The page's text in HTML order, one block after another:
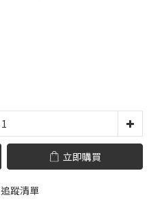
立即購買
蹤清單